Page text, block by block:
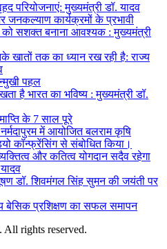
परियोजनाएं: मुख्यमंत्री डॉ. यादव
जनकल्याण कार्यक्रमों के प्रभावी
को सशक्त बनाना आवश्यक : मुख्यमंत्री
तक का ध्यान रख रही है: राज्य
पहल
है भारत का भविष्य : मुख्यमंत्री डॉ.
के 7 साल पूरे
में आयोजित बलराम कृषि
कॉन्फ्रेंसिंग से संबोधित किया।
और कतित्व योगदान सदैव रहेगा
डॉ. शिवमंगल सिंह सुमन की जयंती पर
बेसिक प्रशिक्षण का सफल समापन
rights reserved.